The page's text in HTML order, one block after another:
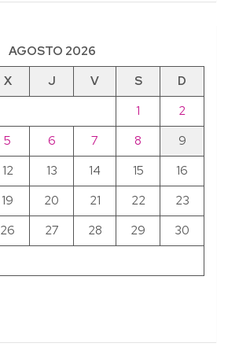
AGOSTO 2026
X J V S
D
1
2
5 6 7 8
9
12 13 14 15
16
19 20 21 22
23
26 27 28 29
30